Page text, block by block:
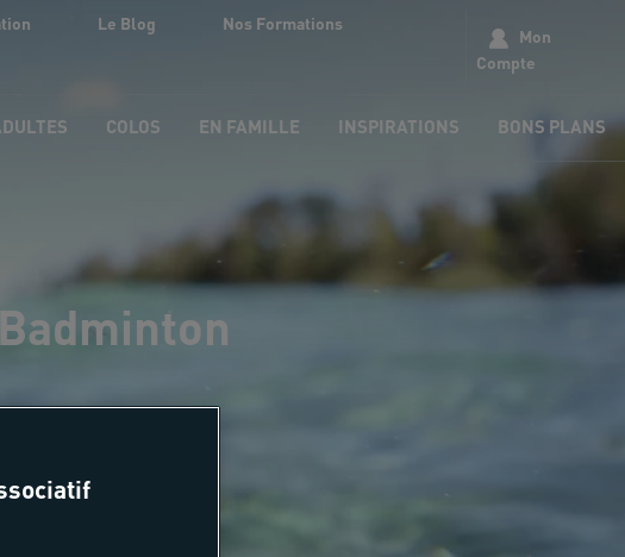
Le Blog Nos Formations
Mon
Compte
COLOS EN FAMILLE INSPIRATIONS BONS PLANS